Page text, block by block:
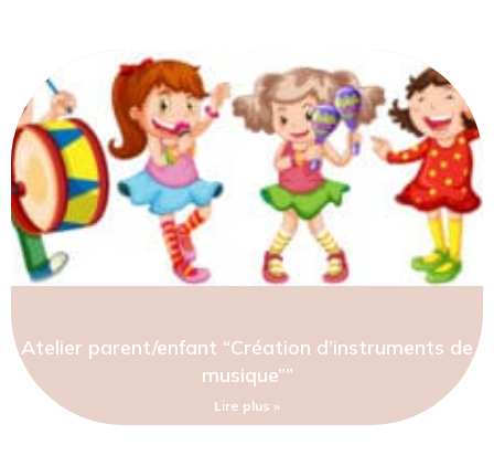
Atelier parent/enfant “Création d’instruments de
musique””
Lire plus »